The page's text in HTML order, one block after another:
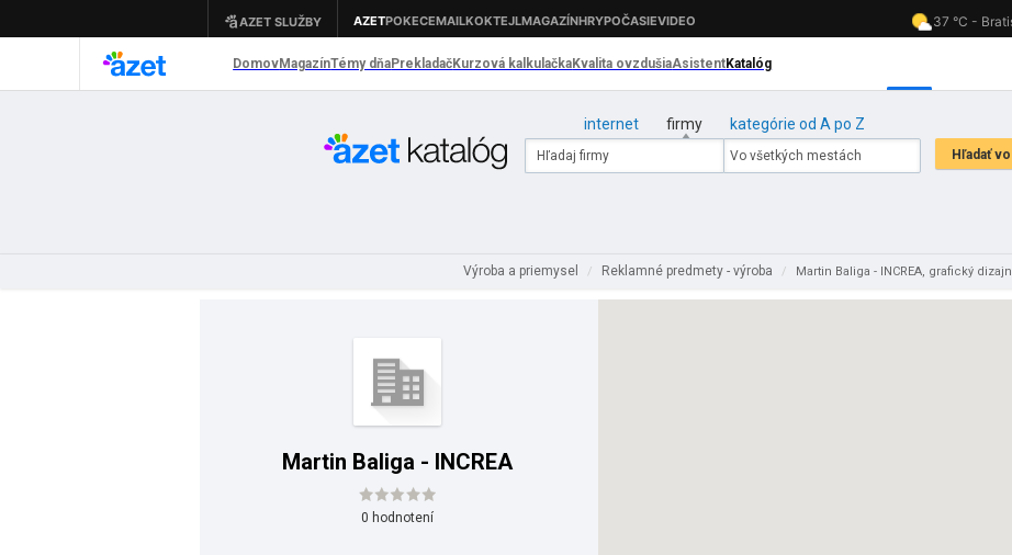
internet firmy kategórie od A po Z
Výroba a priemysel / Reklamné predmety - výroba / Martin Baliga - INCREA, grafický dizajn
Martin Baliga - INCREA
0 hodnotení